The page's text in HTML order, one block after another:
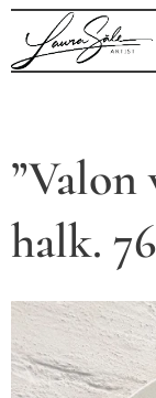
halk.